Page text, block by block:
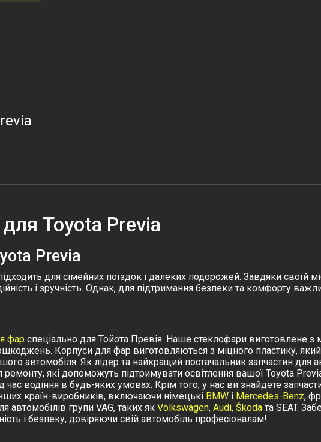
Toyota Previa
Previa
для сімейних поїздок і далеких подорожей. Завдяки своїй
і зручність. Однак, для підтримання безпеки та комфорту
фар спеціально для Тойота Превія. Наше стеклофари виготовлене з
Корпуси для фар виготовляються з міцного пластику, який
автомобіля. Як лідер та найкращий постачальник запчастин для
які допоможуть підтримувати освітлення вашої Toyota
час водіння в будь-яких умовах. Крім того, у нас ви знайдете
країн-виробників, включаючи німецькі BMW і Mercedes-Benz,
автомобілів групи VAG, таких як Volkswagen, Audi, Škoda та SEAT.
і безпеку, довіряючи свій автомобіль професіоналам!